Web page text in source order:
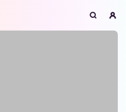
niet ondersteund